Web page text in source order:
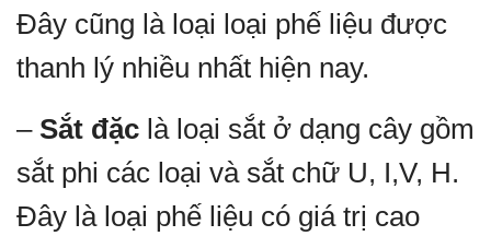
Đây cũng là loại loại phế liệu được
thanh lý nhiều nhất hiện nay.
– Sắt đặc là loại sắt ở dạng cây gồm
sắt phi các loại và sắt chữ U, I,V, H.
Đây là loại phế liệu có giá trị cao